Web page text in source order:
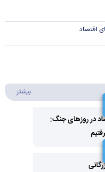
اقتصاد
بیشتر
در روزهای جنگ: